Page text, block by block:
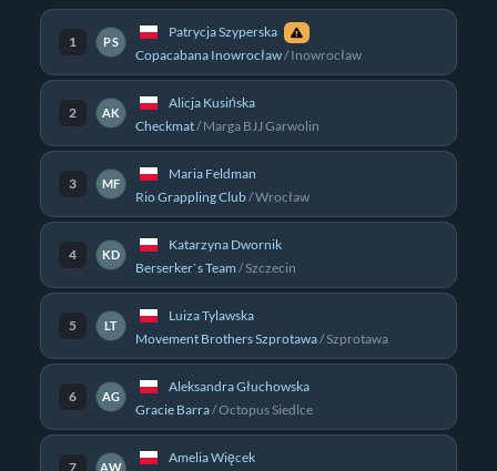
1 PS
Patrycja Szyperska
Copacabana Inowrocław/Inowrocław
2 AK
Alicja Kusińska
Checkmat/Marga BJJ Garwolin
3 MF
Maria Feldman
Rio Grappling Club/Wrocław
4 KD
Katarzyna Dwornik
Berserker`s Team /Szczecin
5 LT
Luiza Tylawska
Movement Brothers Szprotawa/Szprotawa
6 AG
Aleksandra Głuchowska
Gracie Barra/Octopus Siedlce
7 AW
Amelia Więcek